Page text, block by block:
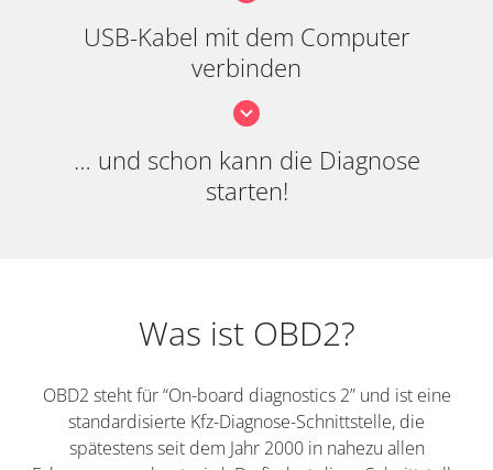
USB-Kabel mit dem Computer
verbinden
… und schon kann die Diagnose
starten!
Was ist OBD2?
OBD2 steht für “On-board diagnostics 2” und ist eine
standardisierte Kfz-Diagnose-Schnittstelle, die
spätestens seit dem Jahr 2000 in nahezu allen